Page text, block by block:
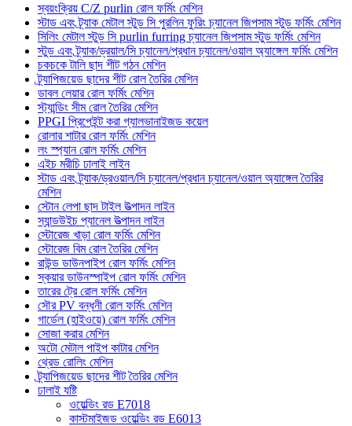
স্বয়ংক্রিয় C/Z purlin রোল ফর্মিং মেশিন
স্টাড এবং ট্র্যাক মেটাল স্টুড সি পুরলিন ফুরিং চ্যানেল জিপসাম স্টুড ফর্মিং মেশিন
সিলিং মেটাল স্টুড সি purlin furring চ্যানেল জিপসাম স্টুড ফর্মিং মেশিন
স্টুড এবং ট্র্যাক/ড্রয়াল/সি চ্যানেল/প্রধান চ্যানেল/ওয়াল অ্যাঙ্গেল ফর্মিং মেশিন
চকচকে টালি ছাদ শীট গঠন মেশিন
ট্র্যাপিজয়েড ছাদের শীট রোল তৈরির মেশিন
ডাবল লেয়ার রোল ফর্মিং মেশিন
স্ট্যান্ডিং সীম রোল তৈরির মেশিন
PPGI প্রিপেইন্ট করা গ্যালভানাইজড কয়েল
রোলার শাটার রোল ফর্মিং মেশিন
লং স্প্যান রোল ফর্মিং মেশিন
এইচ মরীচি ঢালাই লাইন
স্টাড এবং ট্র্যাক/ড্রওয়াল/সি চ্যানেল/প্রধান চ্যানেল/ওয়াল অ্যাঙ্গেল তৈরির
মেশিন
স্টোন লেপা ছাদ টাইল উত্পাদন লাইন
স্যান্ডউইচ প্যানেল উত্পাদন লাইন
স্টোরেজ খাড়া রোল ফর্মিং মেশিন
স্টোরেজ বিম রোল তৈরির মেশিন
রাউন্ড ডাউনপাইপ রোল ফর্মিং মেশিন
স্কয়ার ডাউনস্পাইপ রোল ফর্মিং মেশিন
তারের ট্রে রোল ফর্মিং মেশিন
সৌর PV বন্ধনী রোল ফর্মিং মেশিন
গার্ডেল (হাইওয়ে) রোল ফর্মিং মেশিন
সোজা করার মেশিন
অটো মেটাল পাইপ কাটার মেশিন
থ্রেড রোলিং মেশিন
ট্র্যাপিজয়েড ছাদের শীট তৈরির মেশিন
ঢালাই যষ্টি
ওয়েল্ডিং রড E7018
কাস্টমাইজড ওয়েল্ডিং রড E6013